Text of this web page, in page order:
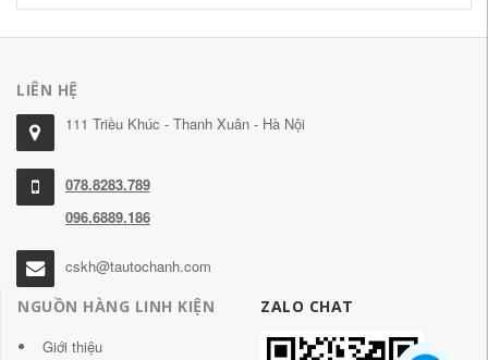
LIÊN HỆ
111 Triều Khúc - Thanh Xuân - Hà Nội
078.8283.789
096.6889.186
cskh@tautochanh.com
NGUỒN HÀNG LINH KIỆN
Giới thiệu
ZALO CHAT